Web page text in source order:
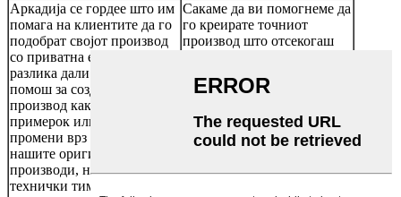
Аркадија се гордее што им
помага на клиентите да го
подобрат својот производ
со приватна етикета. Без
разлика дали ви треба
помош за создавање нов
производ како ваш
примерок или правите
промени врз основа на
нашите оригинални
производи, нашиот
технички тим ќе ви
Сакаме да ви помогнеме да
го креирате точниот
производ што отсекогаш
гарантира дека вашите
до тимот за извори што ви
помага да ги реализирате
етикетирање и пакување,